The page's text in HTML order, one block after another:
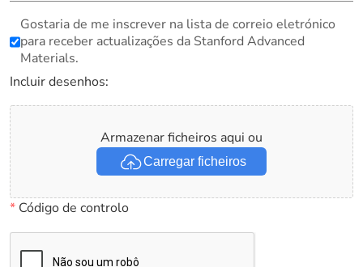
Gostaria de me inscrever na lista de correio eletrónico
para receber actualizações da Stanford Advanced
Materials.
Incluir desenhos:
Armazenar ficheiros aqui ou
Carregar ficheiros
*Código de controlo